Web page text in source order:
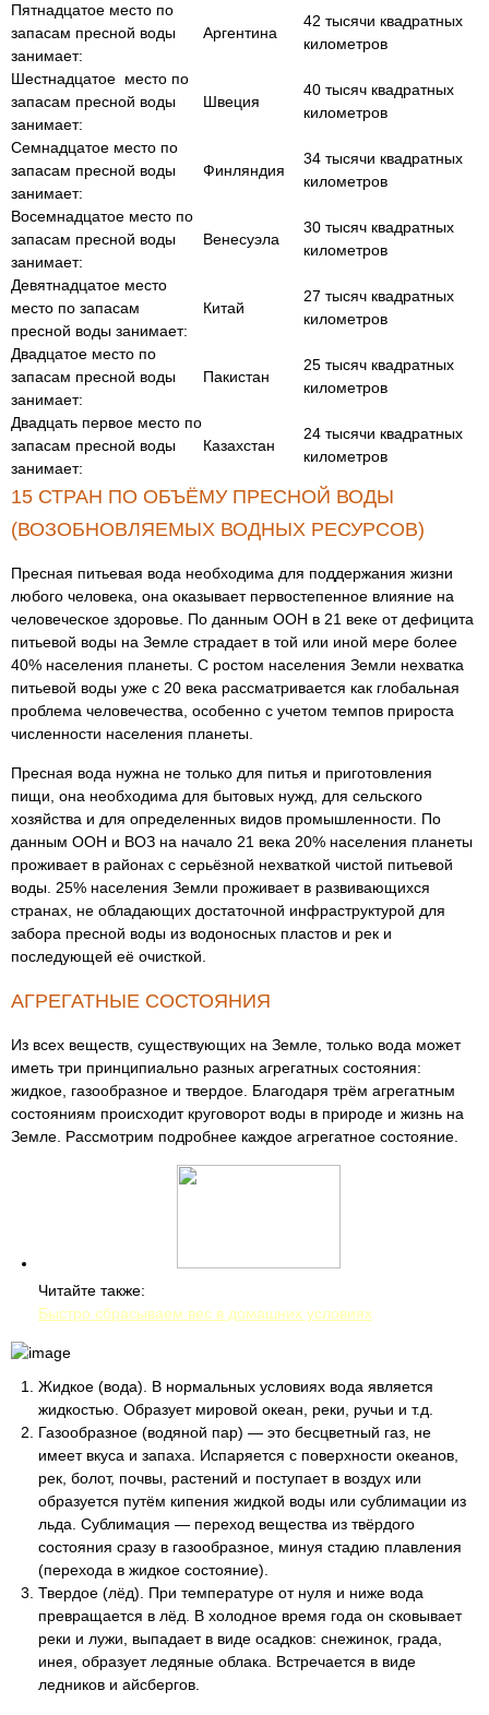
Пятнадцатое место по
запасам пресной воды
занимает:
Аргентина
42 тысячи квадратных
километров
Шестнадцатое место по
запасам пресной воды
занимает:
Швеция
40 тысяч квадратных
километров
Семнадцатое место по
запасам пресной воды
занимает:
Финляндия
34 тысячи квадратных
километров
Восемнадцатое место по
запасам пресной воды
занимает:
Венесуэла
30 тысяч квадратных
километров
Девятнадцатое место
место по запасам
пресной воды занимает:
Китай
27 тысяч квадратных
километров
Двадцатое место по
запасам пресной воды
занимает:
Пакистан
25 тысяч квадратных
километров
Двадцать первое место по
запасам пресной воды
занимает:
Казахстан
24 тысячи квадратных
километров
15 СТРАН ПО ОБЪЁМУ ПРЕСНОЙ ВОДЫ
(ВОЗОБНОВЛЯЕМЫХ ВОДНЫХ РЕСУРСОВ)
Пресная питьевая вода необходима для поддержания жизни
любого человека, она оказывает первостепенное влияние на
человеческое здоровье. По данным ООН в 21 веке от дефицита
питьевой воды на Земле страдает в той или иной мере более
40% населения планеты. С ростом населения Земли нехватка
питьевой воды уже с 20 века рассматривается как глобальная
проблема человечества, особенно с учетом темпов прироста
численности населения планеты.
Пресная вода нужна не только для питья и приготовления
пищи, она необходима для бытовых нужд, для сельского
хозяйства и для определенных видов промышленности. По
данным ООН и ВОЗ на начало 21 века 20% населения планеты
проживает в районах с серьёзной нехваткой чистой питьевой
воды. 25% населения Земли проживает в развивающихся
странах, не обладающих достаточной инфраструктурой для
забора пресной воды из водоносных пластов и рек и
последующей её очисткой.
АГРЕГАТНЫЕ СОСТОЯНИЯ
Из всех веществ, существующих на Земле, только вода может
иметь три принципиально разных агрегатных состояния:
жидкое, газообразное и твердое. Благодаря трём агрегатным
состояниям происходит круговорот воды в природе и жизнь на
Земле. Рассмотрим подробнее каждое агрегатное состояние.
Читайте также:
Быстро сбрасываем вес в домашних условиях
Жидкое (вода). В нормальных условиях вода является
жидкостью. Образует мировой океан, реки, ручьи и т.д.
Газообразное (водяной пар) — это бесцветный газ, не
имеет вкуса и запаха. Испаряется с поверхности океанов,
рек, болот, почвы, растений и поступает в воздух или
образуется путём кипения жидкой воды или сублимации из
льда. Сублимация — переход вещества из твёрдого
состояния сразу в газообразное, минуя стадию плавления
(перехода в жидкое состояние).
Твердое (лёд). При температуре от нуля и ниже вода
превращается в лёд. В холодное время года он сковывает
реки и лужи, выпадает в виде осадков: снежинок, града,
инея, образует ледяные облака. Встречается в виде
ледников и айсбергов.